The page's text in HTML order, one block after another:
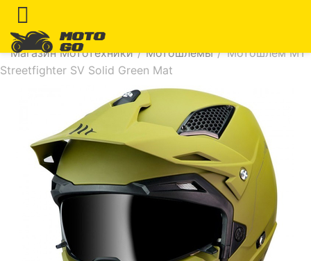
Магазин Мототехники / Мотошлемы / Мотошлем MT
Streetfighter SV Solid Green Mat